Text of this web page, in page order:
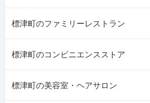
標津町のファミリーレストラン
標津町のコンビニエンスストア
標津町の美容室・ヘアサロン